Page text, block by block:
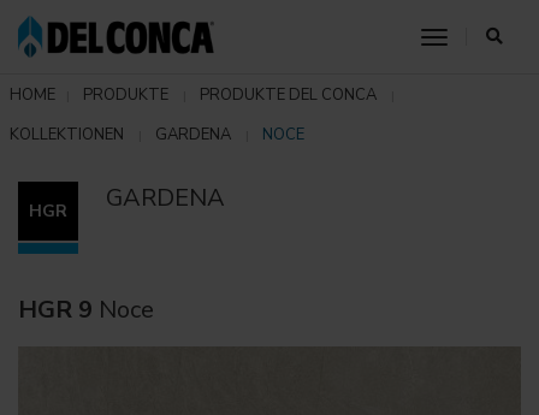
toggle
HOME PRODUKTE
PRODUKTE DEL CONCA
KOLLEKTIONEN
GARDENA NOCE
HGR GARDENA
HGR 9 Noce